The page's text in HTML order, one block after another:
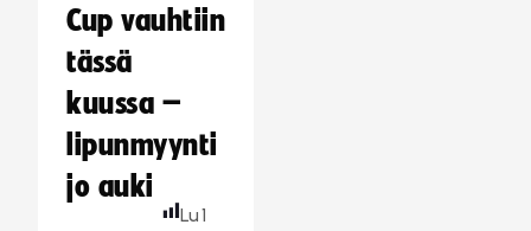
Cup vauhtiin
tässä
kuussa –
lipunmyynti
jo auki
Lu1